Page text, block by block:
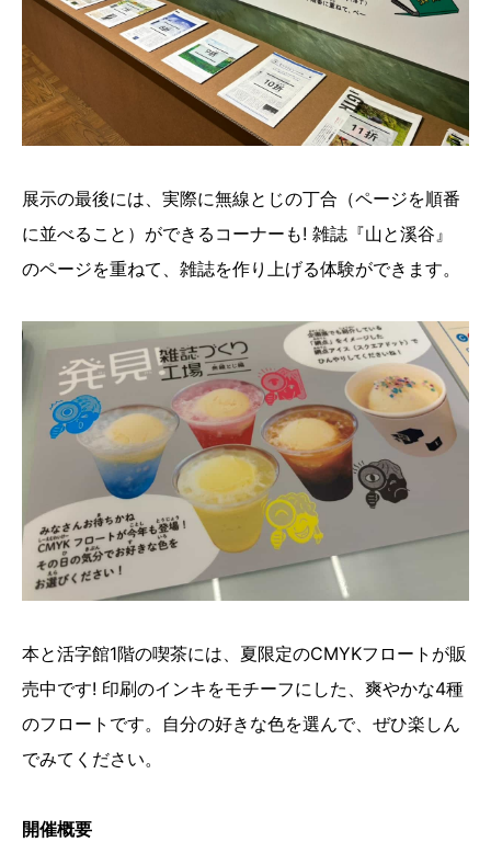
展示の最後には、実際に無線とじの丁合（ページを順番
に並べること）ができるコーナーも! 雑誌『山と溪谷』
のページを重ねて、雑誌を作り上げる体験ができます。
本と活字館1階の喫茶には、夏限定のCMYKフロートが販
売中です! 印刷のインキをモチーフにした、爽やかな4種
のフロートです。自分の好きな色を選んで、ぜひ楽しん
でみてください。
開催概要